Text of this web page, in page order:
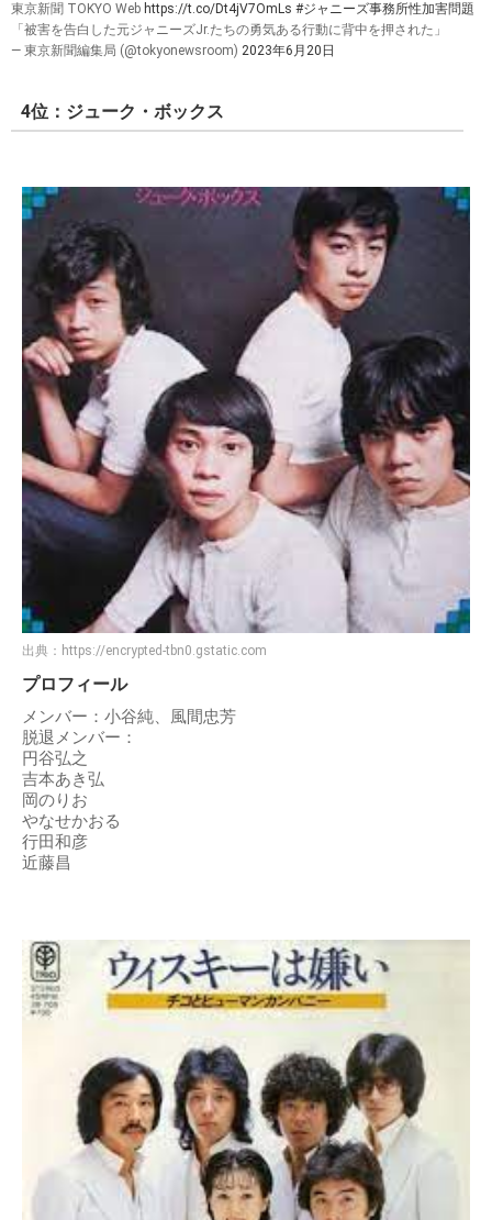
東京新聞 TOKYO Web https://t.co/Dt4jV7OmLs #ジャニーズ事務所性加害問題
「被害を告白した元ジャニーズJr.たちの勇気ある行動に背中を押された」
— 東京新聞編集局 (@tokyonewsroom) 2023年6月20日
4位：ジューク・ボックス
出典： https://encrypted-tbn0.gstatic.com
プロフィール
メンバー：小谷純、風間忠芳
脱退メンバー：
円谷弘之
吉本あき弘
岡のりお
やなせかおる
行田和彦
近藤昌